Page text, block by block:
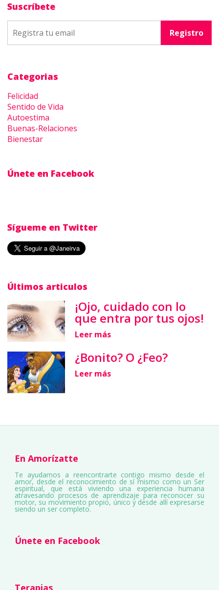
Suscríbete
Categorias
Felicidad
Sentido de Vida
Autoestima
Buenas-Relaciones
Bienestar
Únete en Facebook
Sígueme en Twitter
Últimos articulos
¡Ojo, cuidado con lo
que entra por tus ojos!
Leer más
¿Bonito? O ¿Feo?
Leer más
En Amorízatte
Te ayudamos a reencontrarte contigo mismo desde el
amor, desde el reconocimiento de sí mismo como un Ser
espiritual, que está viviendo una experiencia humana
atravesando procesos de aprendizaje para reconocer su
motor, su movimiento propio, único y desde allí expresarse
siendo un ser completo.
Únete en Facebook
Terapias